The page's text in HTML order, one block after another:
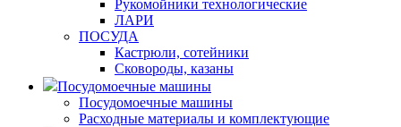
Рукомойники технологические
ЛАРИ
ПОСУДА
Кастрюли, сотейники
Сковороды, казаны
Посудомоечные машины
Посудомоечные машины
Расходные материалы и комплектующие